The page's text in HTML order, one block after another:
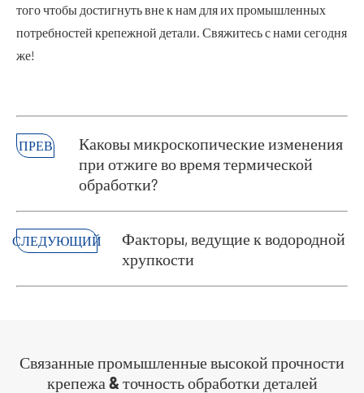
того чтобы достигнуть вне к нам для их промышленных
потребностей крепежной детали. Свяжитесь с нами сегодня
же!
ПРЕВ
Каковы микроскопические изменения
при отжиге во время термической
обработки?
СЛЕДУЮЩИЙ
Факторы, ведущие к водородной
хрупкости
Связанные промышленные высокой прочности
крепежа & точность обработки деталей